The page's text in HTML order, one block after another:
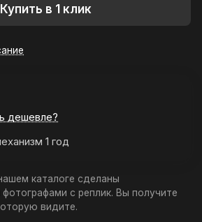
Купить в 1 клик
дешевле?
1 год
каталоге сделаны
с реплик. Вы получите
видите.